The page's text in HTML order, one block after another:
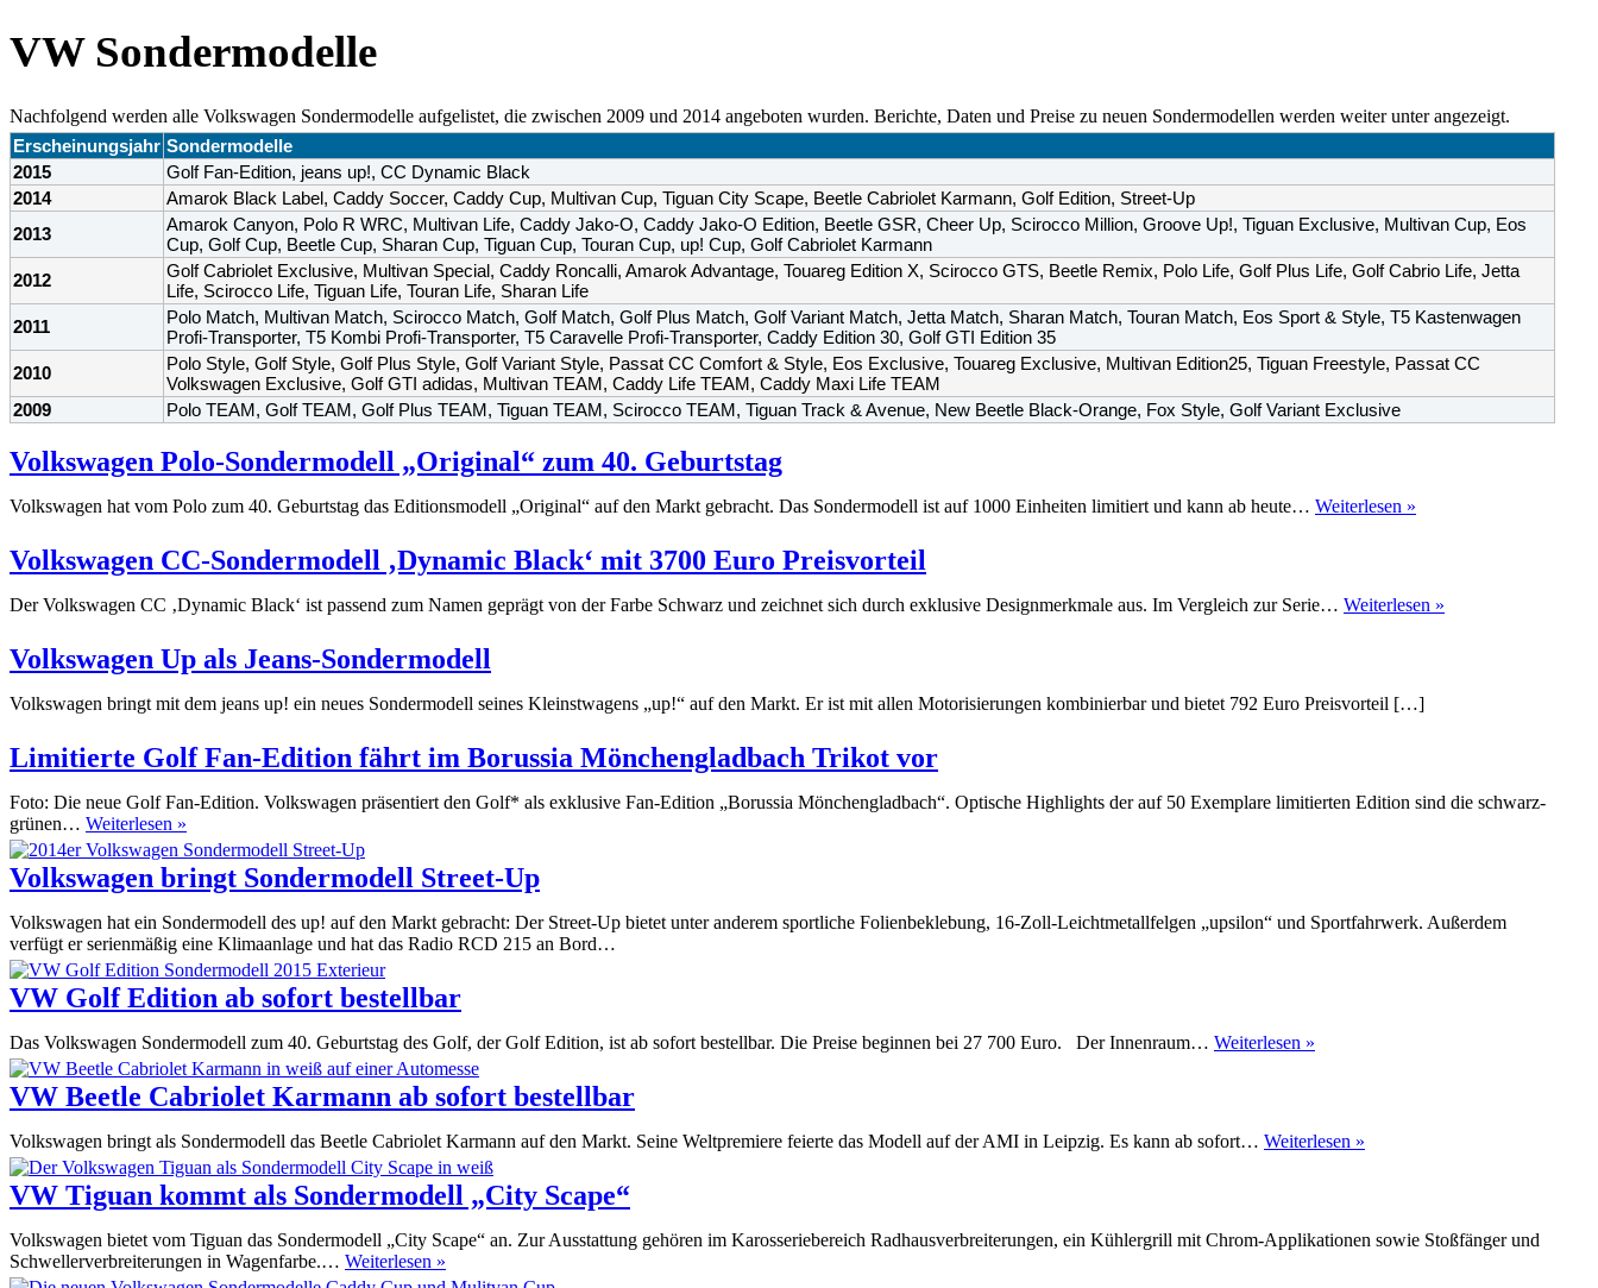
VW Sondermodelle
Nachfolgend werden alle Volkswagen Sondermodelle aufgelistet, die zwischen 2009 und 2014 angeboten wurden. Berichte, Daten und Preise zu neuen Sondermodellen werden weiter unter angezeigt.
Erscheinungsjahr Sondermodelle
2015
Golf Fan-Edition, jeans up!, CC Dynamic Black
2014
Amarok Black Label, Caddy Soccer, Caddy Cup, Multivan Cup, Tiguan City Scape, Beetle Cabriolet Karmann, Golf Edition, Street-Up
2013
Amarok Canyon, Polo R WRC, Multivan Life, Caddy Jako-O, Caddy Jako-O Edition, Beetle GSR, Cheer Up, Scirocco Million, Groove Up!, Tiguan Exclusive, Multivan Cup, Eos
Cup, Golf Cup, Beetle Cup, Sharan Cup, Tiguan Cup, Touran Cup, up! Cup, Golf Cabriolet Karmann
2012
Golf Cabriolet Exclusive, Multivan Special, Caddy Roncalli, Amarok Advantage, Touareg Edition X, Scirocco GTS, Beetle Remix, Polo Life, Golf Plus Life, Golf Cabrio Life, Jetta
Life, Scirocco Life, Tiguan Life, Touran Life, Sharan Life
2011
Polo Match, Multivan Match, Scirocco Match, Golf Match, Golf Plus Match, Golf Variant Match, Jetta Match, Sharan Match, Touran Match, Eos Sport & Style, T5 Kastenwagen
Profi-Transporter, T5 Kombi Profi-Transporter, T5 Caravelle Profi-Transporter, Caddy Edition 30, Golf GTI Edition 35
2010
Polo Style, Golf Style, Golf Plus Style, Golf Variant Style, Passat CC Comfort & Style, Eos Exclusive, Touareg Exclusive, Multivan Edition25, Tiguan Freestyle, Passat CC
Volkswagen Exclusive, Golf GTI adidas, Multivan TEAM, Caddy Life TEAM, Caddy Maxi Life TEAM
2009
Polo TEAM, Golf TEAM, Golf Plus TEAM, Tiguan TEAM, Scirocco TEAM, Tiguan Track & Avenue, New Beetle Black-Orange, Fox Style, Golf Variant Exclusive
Volkswagen Polo-Sondermodell „Original“ zum 40. Geburtstag
Volkswagen hat vom Polo zum 40. Geburtstag das Editionsmodell „Original“ auf den Markt gebracht. Das Sondermodell ist auf 1000 Einheiten limitiert und kann ab heute… Weiterlesen »
40.
Volkswagen CC-Sondermodell ‚Dynamic Black‘ mit 3700 Euro Preisvorteil
Der Volkswagen CC ‚Dynamic Black‘ ist passend zum Namen geprägt von der Farbe Schwarz und zeichnet sich durch exklusive Designmerkmale aus. Im Vergleich zur Serie… Weiterlesen »
Volkswagen Up als Jeans-Sondermodell
Volkswagen bringt mit dem jeans up! ein neues Sondermodell seines Kleinstwagens „up!“ auf den Markt. Er ist mit allen Motorisierungen kombinierbar und bietet 792 Euro Preisvorteil […]
Limitierte Golf Fan-Edition fährt im Borussia Mönchengladbach Trikot vor
Foto: Die neue Golf Fan-Edition. Volkswagen präsentiert den Golf* als exklusive Fan-Edition „Borussia Mönchengladbach“. Optische Highlights der auf 50 Exemplare limitierten Edition sind die schwarz-
grünen… Weiterlesen »
Golf
Fan-
Edition
im
Borussia
Mönchengladbach
Trikot
vor
Volkswagen bringt Sondermodell Street-Up
Volkswagen hat ein Sondermodell des up! auf den Markt gebracht: Der Street-Up bietet unter anderem sportliche Folienbeklebung, 16-Zoll-Leichtmetallfelgen „upsilon“ und Sportfahrwerk. Außerdem
verfügt er serienmäßig eine Klimaanlage und hat das Radio RCD 215 an Bord…
VW Golf Edition ab sofort bestellbar
Das Volkswagen Sondermodell zum 40. Geburtstag des Golf, der Golf Edition, ist ab sofort bestellbar. Die Preise beginnen bei 27 700 Euro. Der Innenraum… Weiterlesen »
bestellbar
VW Beetle Cabriolet Karmann ab sofort bestellbar
Volkswagen bringt als Sondermodell das Beetle Cabriolet Karmann auf den Markt. Seine Weltpremiere feierte das Modell auf der AMI in Leipzig. Es kann ab sofort… Weiterlesen »
sofort
VW Tiguan kommt als Sondermodell „City Scape“
Volkswagen bietet vom Tiguan das Sondermodell „City Scape“ an. Zur Ausstattung gehören im Karosseriebereich Radhausverbreiterungen, ein Kühlergrill mit Chrom-Applikationen sowie Stoßfänger und
Schwellerverbreiterungen in Wagenfarbe.… Weiterlesen »
Tiguan